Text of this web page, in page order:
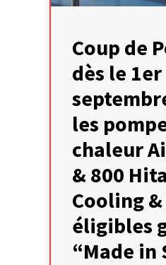
Coup de
dès le 1er
les
chaleur
& 800
Cooling
éligibles
“Made in